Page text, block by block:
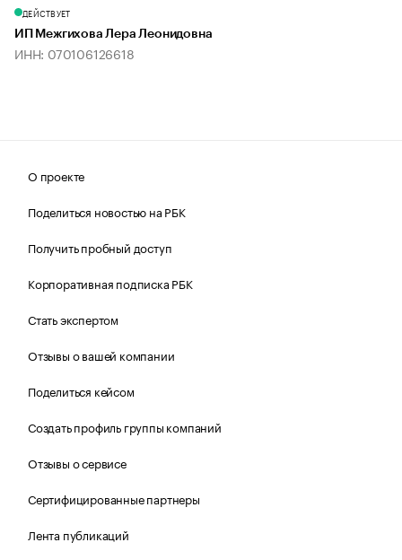
ДЕЙСТВУЕТ
ИП Межгихова Лера Леонидовна
ИНН: 070106126618
О проекте
Поделиться новостью на РБК
Получить пробный доступ
Корпоративная подписка РБК
Стать экспертом
Отзывы о вашей компании
Поделиться кейсом
Создать профиль группы компаний
Отзывы о сервисе
Сертифицированные партнеры
Лента публикаций